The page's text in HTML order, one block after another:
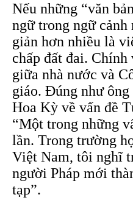
Nếu những “văn
ngữ trong ngữ
giản hơn nhiều là
chấp đất đai.
giữa nhà nước và
giáo. Đúng như
Hoa Kỳ về vấn đề
“Một trong những
lần. Trong trường
Việt Nam, tôi nghĩ
người Pháp mới
tạp”.